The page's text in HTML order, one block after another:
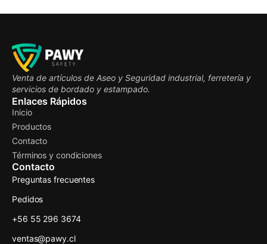
Venta de artículos de Aseo y Seguridad industrial, ferretería y
servicios de bordado y estampado.
Enlaces Rápidos
Inicio
Productos
Contacto
Términos y condiciones
Contacto
Preguntas frecuentes
Pedidos
+56 55 296 3674
ventas@pawy.cl